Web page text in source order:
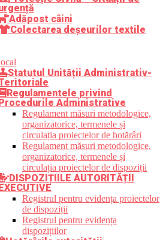
Adăpost câini
Colectarea deșeurilor textile
Statutul Unității Administrativ-
Regulamentele privind
Administrative
Regulament măsuri metodologice,
organizatorice, termenele și
circulația proiectelor de hotărâri
Regulament măsuri metodologice,
organizatorice, termenele și
circulația proiectelor de dispoziții
DISPOZIȚIILE AUTORITĂȚII
Registrul pentru evidența proiectelor
de dispoziții
Registrul pentru evidența
dispozițiilor